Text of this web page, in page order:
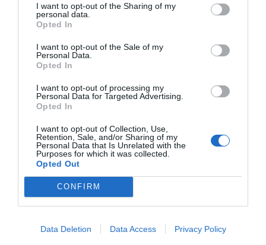
I want to opt-out of the Sharing of my
personal data.
Opted In
I want to opt-out of the Sale of my
Personal Data.
Opted In
I want to opt-out of processing my
Personal Data for Targeted Advertising.
Opted In
I want to opt-out of Collection, Use,
Retention, Sale, and/or Sharing of my
Personal Data that Is Unrelated with the
Purposes for which it was collected.
Opted Out
CONFIRM
Data Deletion Data Access Privacy Policy